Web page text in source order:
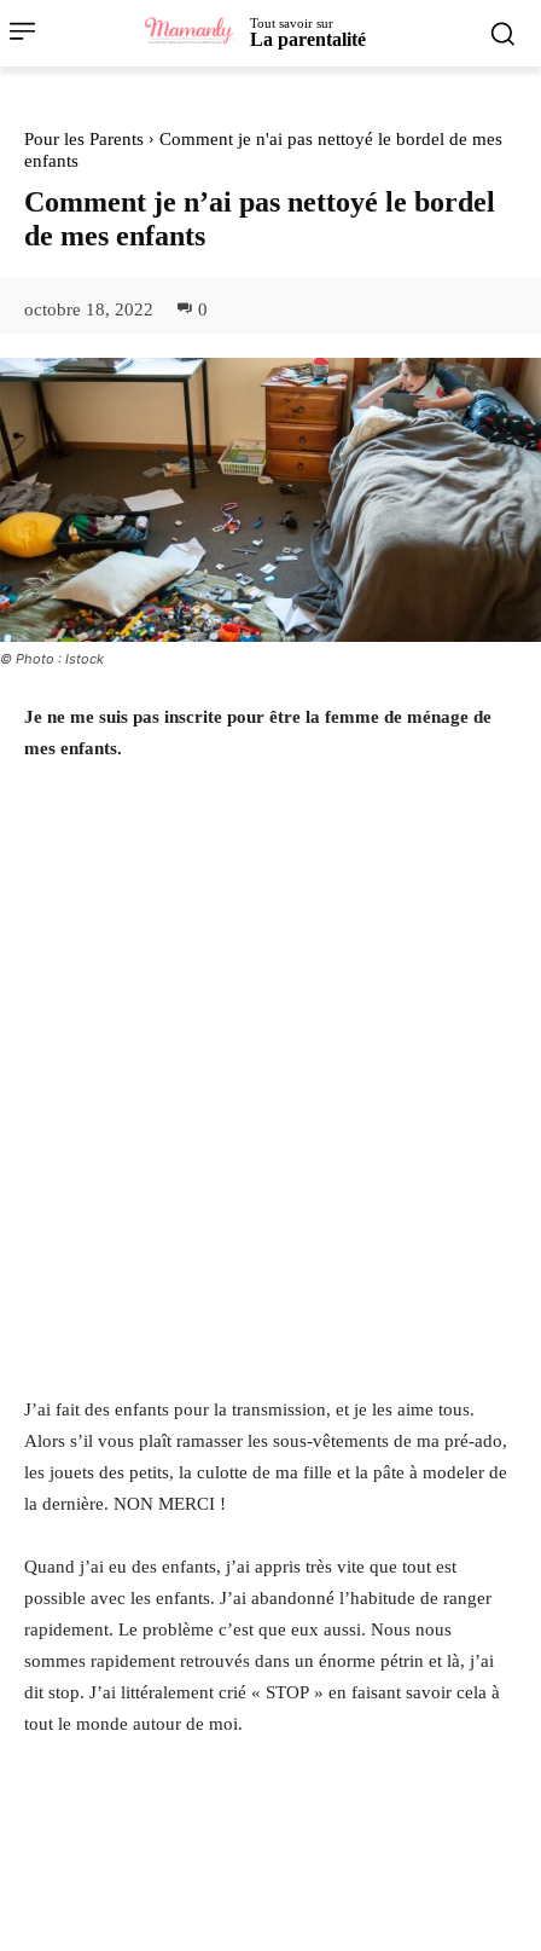
Tout savoir sur
La parentalité
Pour les Parents
Comment je n'ai pas nettoyé le bordel de mes
enfants
Comment je n’ai pas nettoyé le bordel
de mes enfants
octobre 18, 2022 0
© Photo : Istock
Je ne me suis pas inscrite pour être la femme de ménage de
mes enfants.
J’ai fait des enfants pour la transmission, et je les aime tous.
Alors s’il vous plaît ramasser les sous-vêtements de ma pré-ado,
les jouets des petits, la culotte de ma fille et la pâte à modeler de
la dernière. NON MERCI !
Quand j’ai eu des enfants, j’ai appris très vite que tout est
possible avec les enfants. J’ai abandonné l’habitude de ranger
rapidement. Le problème c’est que eux aussi. Nous nous
sommes rapidement retrouvés dans un énorme pétrin et là, j’ai
dit stop. J’ai littéralement crié « STOP » en faisant savoir cela à
tout le monde autour de moi.